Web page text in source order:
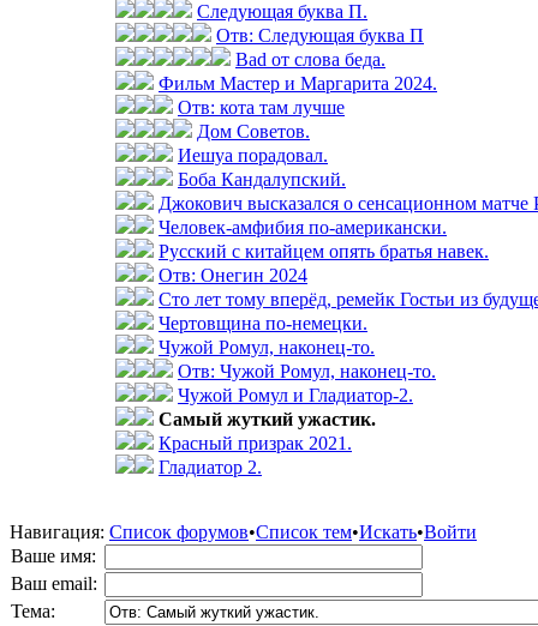
Следующая буква П.
Отв: Следующая буква П
Bad от слова беда.
Фильм Мастер и Маргарита 2024.
Отв: кота там лучше
Дом Советов.
Иешуа порадовал.
Боба Кандалупский.
Джокович высказался о сенсационном
Человек-амфибия по-американски.
Русский с китайцем опять братья навек.
Отв: Онегин 2024
Сто лет тому вперёд, ремейк Гостьи из
Чертовщина по-немецки.
Чужой Ромул, наконец-то.
Отв: Чужой Ромул, наконец-то.
Чужой Ромул и Гладиатор-2.
Самый жуткий ужастик.
Красный призрак 2021.
Гладиатор 2.
Навигация: Список форумов•Список тем•Искать•Войти
Ваше имя:
Ваш email:
Тема: